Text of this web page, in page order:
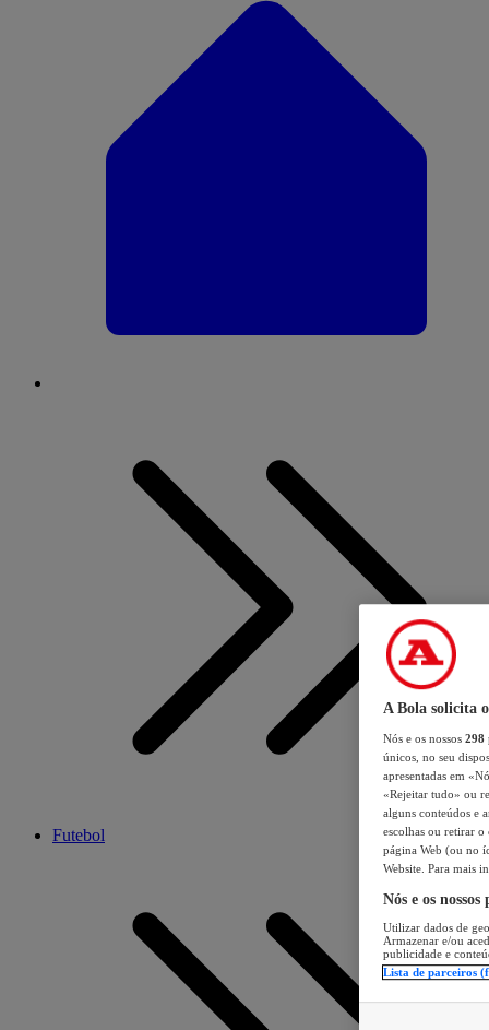
Futebol
A Bola solicita
Nós e os nossos 298
únicos, no seu
apresentadas em
«Rejeitar tudo» ou
alguns conteúdos e
escolhas ou retirar
página Web (ou no
Website. Para mais
Nós e os
Utilizar dados de
Armazenar e/ou
publicidade e
Lista de parceiros